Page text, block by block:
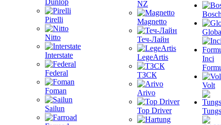
Dunlop
Pirelli
Nitto
Interstate
Federal
Foman
Sailun
NZ
Magnetto
Теч-Лайн
LegeArtis
ТЗСК
Arivo
Top Driver
Inci
Volt